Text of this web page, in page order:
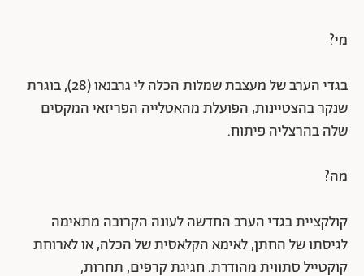
מי?
בגדי הערב של מעצבת שמלות הכלה לי גרבנאו (28), בוגרת
שנקר בהצטיינות, הפועלת מהאטלייה הפריזאי המקסים
שלה בהרצליה פיתוח.
מה?
קולקציית בגדי הערב החדשה לעונה הקרובה מתאימה
לגיסתו של החתן, לאימא הקלאסית של הכלה, או לארוחת
קוקטייל סתווית מהודרת. חגיגת קרפים, תחרות,